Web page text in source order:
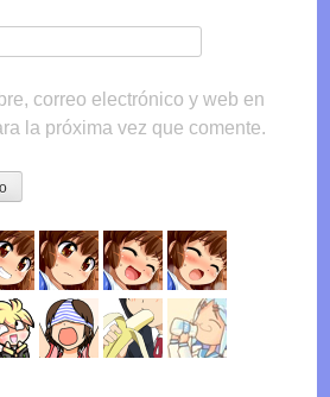
correo electrónico y web en
la próxima vez que comente.